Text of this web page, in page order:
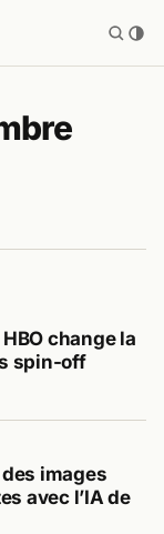
change la
spin-off
des images
avec l’IA de